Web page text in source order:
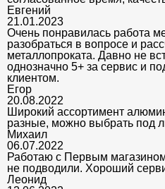
Евгений
21.01.2023
Очень понравилась работа
разобраться в вопросе и
металлопроката. Давно не
однозначно 5+ за сервис и
клиентом.
Егор
20.08.2022
Широкий ассортимент
разные, можно выбрать под
Михаил
06.07.2022
Работаю с Первым
не подводили. Хороший
Леонид